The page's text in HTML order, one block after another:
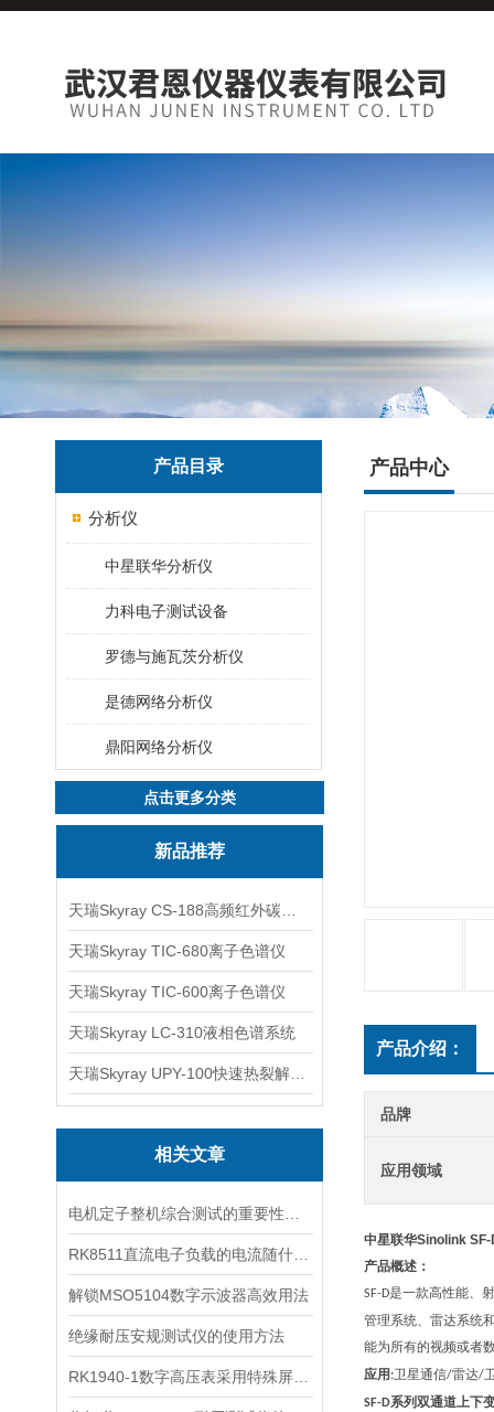
产品目录
分析仪
中星联华分析仪
力科电子测试设备
罗德与施瓦茨分析仪
是德网络分析仪
鼎阳网络分析仪
点击更多分类
新品推荐
天瑞Skyray TIC-680离子色谱仪
天瑞Skyray TIC-600离子色谱仪
天瑞Skyray LC-310液相色谱系统
相关文章
解锁MSO5104数字示波器高效用法
绝缘耐压安规测试仪的使用方法
产品中心
产品介绍：
品牌
应用领域
中星联华Sinolink
产品概述：
SF-D是一款高性能、
管理系统、雷达系统
能为所有的视频或者
应用 :卫星通信/雷达/
SF-D系列双通道上下